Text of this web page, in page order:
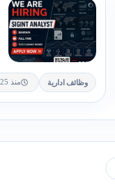
وظائف ادارية منذ 25 يوم